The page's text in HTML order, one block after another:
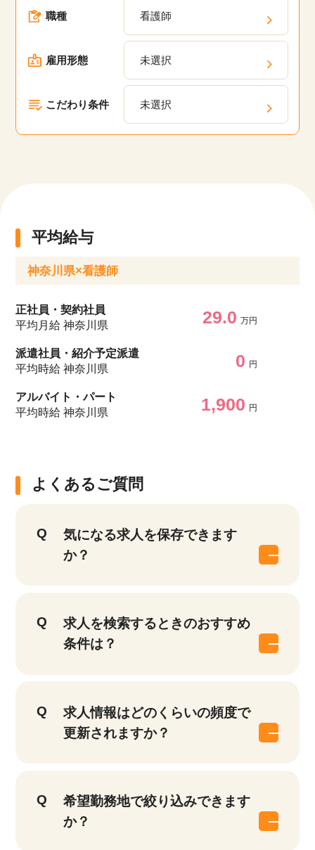
職種 看護師
雇用形態 未選択
こだわり条件 未選択
平均給与
神奈川県×看護師
正社員・契約社員
平均月給 神奈川県
29.0 万円
派遣社員・紹介予定派遣
平均時給 神奈川県
0 円
アルバイト・パート
平均時給 神奈川県
1,900 円
よくあるご質問
気になる求人を保存できます
か？
求人を検索するときのおすすめ
条件は？
求人情報はどのくらいの頻度で
更新されますか？
希望勤務地で絞り込みできます
か？